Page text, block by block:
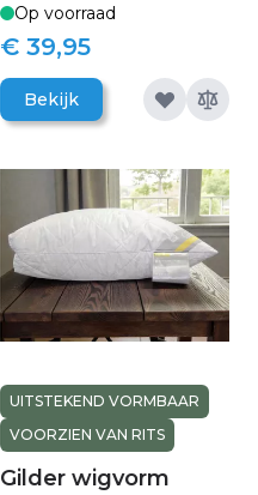
Op voorraad
€ 39,95
Bekijk
UITSTEKEND VORMBAAR
VOORZIEN VAN RITS
Gilder wigvorm